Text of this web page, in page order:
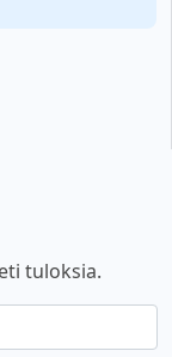
tuloksia.